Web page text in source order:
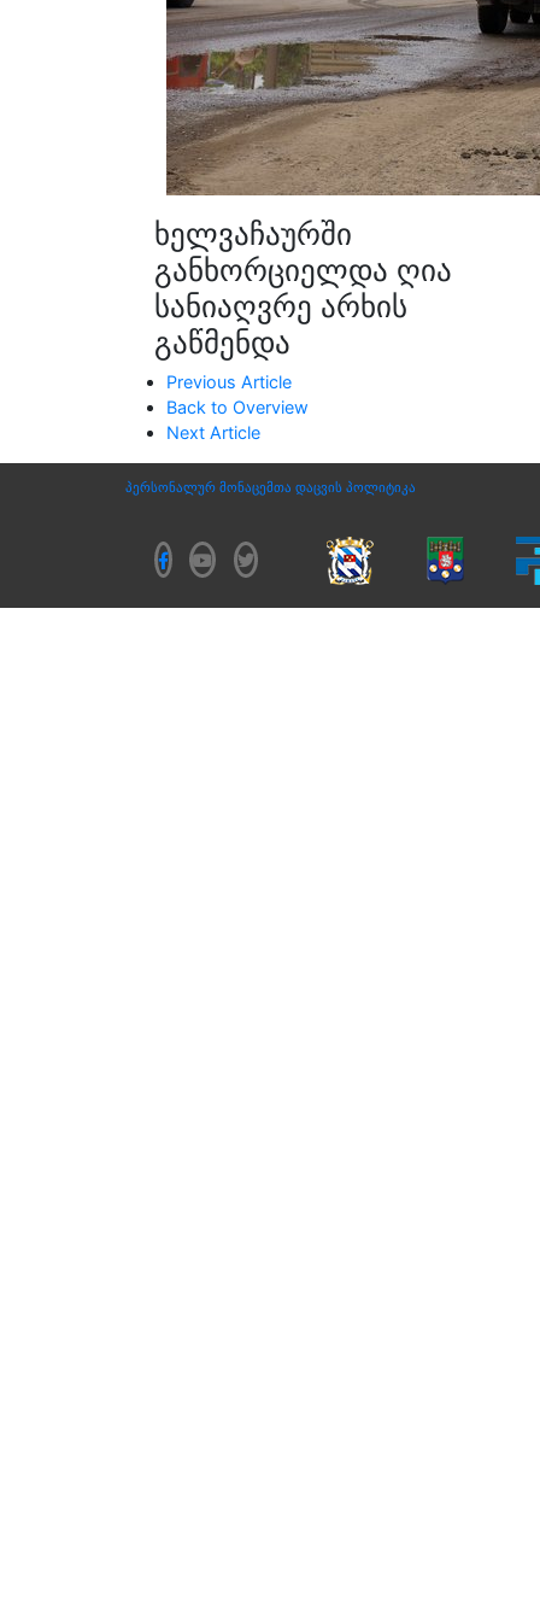
ხელვაჩაურში
განხორციელდა ღია
სანიაღვრე არხის
გაწმენდა
Previous Article
Back to Overview
Next Article
პერსონალურ მონაცემთა დაცვის პოლიტიკა